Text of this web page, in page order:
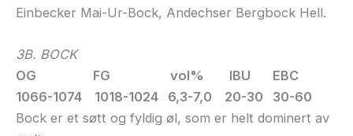
Einbecker Mai-Ur-Bock, Andechser Bergbock Hell.
3B. BOCK
OG FG vol% IBU EBC
1066-1074 1018-1024 6,3-7,0 20-30 30-60
Bock er et søtt og fyldig øl, som er helt dominert av